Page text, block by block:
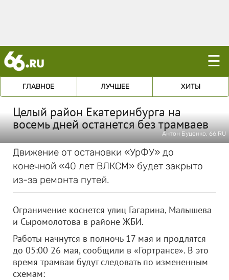
☰
ГЛАВНОЕ ЛУЧШЕЕ ХИТЫ
Целый район Екатеринбурга на
восемь дней останется без трамваев
Антон Буценко, 66.RU
Движение от остановки «УрФУ» до
конечной «40 лет ВЛКСМ» будет закрыто
из-за ремонта путей.
Ограничение коснется улиц Гагарина, Малышева
и Сыромолотова в районе ЖБИ.
Работы начнутся в полночь 17 мая и продлятся
до 05:00 26 мая, сообщили в «Гортрансе». В это
время трамваи будут следовать по измененным
схемам: